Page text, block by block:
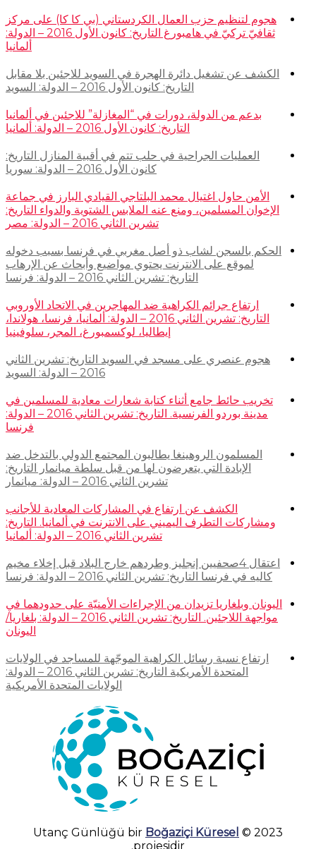
هجوم لتنظيم حزب العمال الكردستاني (بي كا كا) على مركز
ثقافيّ تركيّ في هامبورغ التاريخ: كانون الأول 2016 – الدولة:
ألمانيا
الكشف عن تشغيل دائرة الهجرة في السويد للاجئين بلا مقابل
التاريخ: كانون الأول 2016 – الدولة: السويد
بدعم من الدولة، دورات في “المغازلة” للاجئين في ألمانيا
التاريخ: كانون الأول 2016 – الدولة: ألمانيا
العمليات الجراحية في حلب تتم في أقبية المنازل التاريخ:
كانون الأول 2016 – الدولة: سوريا
الأمن حاول اغتيال محمد البلتاجي القيادي البارز في جماعة
الإخوان المسلمين، ومنع عنه الملابس الشتوية والدواء التاريخ:
تشرين الثاني 2016 – الدولة: مصر
الحكم بالسجن لشاب ذو أصل مغربي في فرنسا بسبب دخوله
لموقع على الانترنت يحتوي مواضيع وأبحاث عن الإرهاب
التاريخ: تشرين الثاني 2016 – الدولة: فرنسا
ارتفاع جرائم الكراهية ضد المهاجرين في الاتحاد الأوروبي
التاريخ: تشرين الثاني 2016 – الدولة: ألمانيا، فرنسا، هولاندا،
إيطاليا، لوكسمبورغ، المجر، سلوفينيا
هجوم عنصري على مسجد في السويد التاريخ: تشرين الثاني
2016 – الدولة: السويد
تخريب حائط جامع أثناء كتابة شعارات معادية للمسلمين في
مدينة بوردو الفرنسية. التاريخ: تشرين الثاني 2016 – الدولة:
فرنسا
المسلمون الروهينغا يطالبون المجتمع الدولي بالتدخل ضد
الإبادة التي يتعرضون لها من قبل سلطة ميانمار التاريخ:
تشرين الثاني 2016 – الدولة: ميانمار
الكشف عن ارتفاع في المشاركات المعادية للأجانب
ومشاركات التطرف اليميني على الانترنت في ألمانيا. التاريخ:
تشرين الثاني 2016 – الدولة: ألمانيا
اعتقال 4صحفيين إنجليز وطردهم خارج البلاد قبل إخلاء مخيم
كاليه في فرنسا التاريخ: تشرين الثاني 2016 – الدولة: فرنسا
اليونان وبلغاريا تزيدان من الإجراءات الأمنيّة على حدودهما في
مواجهة اللاجئين. التاريخ: تشرين الثاني 2016 – الدولة: بلغاريا/
اليونان
ارتفاع نسبة رسائل الكراهية الموجّهة للمساجد في الولايات
المتحدة الأمريكية التاريخ: تشرين الثاني 2016 – الدولة:
الولايات المتحدة الأمريكية
2023 © Utanç Günlüğü bir
Boğaziçi Küresel
projesidir.